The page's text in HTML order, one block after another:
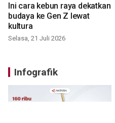
Ini cara kebun raya dekatkan
budaya ke Gen Z lewat
kultura
Selasa, 21 Juli 2026
Infografik